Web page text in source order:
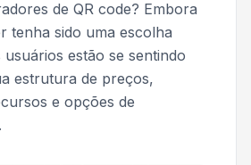
de QR code? Embora
tenha sido uma escolha
estão se sentindo
estrutura de preços,
e opções de